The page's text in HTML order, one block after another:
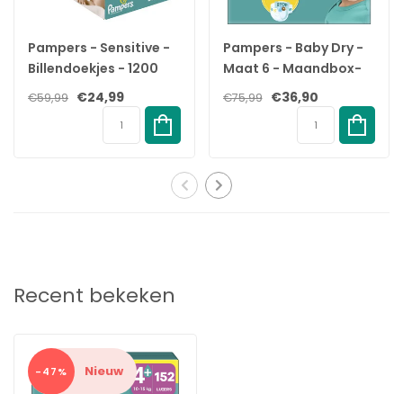
Pampers - Sensitive -
Billendoekjes - 1200
doekjes - 15 x 80
€59,99 €24,99
Pampers - Baby Dry -
Maat 6 - Maandbox-
124 luiers - 13/18 KG
€75,99 €36,90
Recent bekeken
-47% Nieuw